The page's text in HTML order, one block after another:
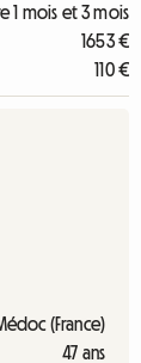
1 mois et 3 mois
1653 €
110 €
(France)
47 ans